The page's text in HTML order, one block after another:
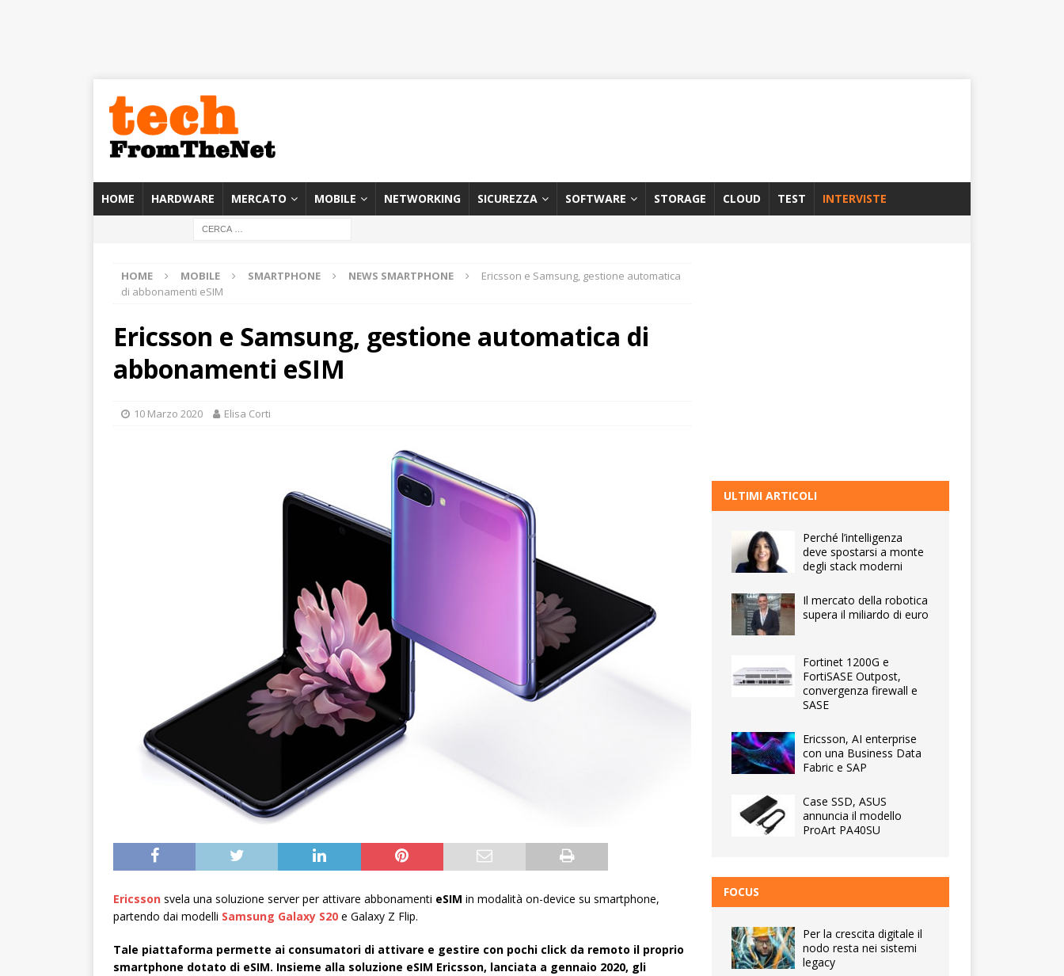
HOME HARDWARE MERCATO MOBILE NETWORKING SICUREZZA SOFTWARE STORAGE CLOUD TEST INTERVISTE
HOME MOBILE SMARTPHONE NEWS SMARTPHONE
Ericsson e Samsung, gestione automatica
di abbonamenti eSIM
Ericsson e Samsung, gestione automatica di
abbonamenti eSIM
10 Marzo 2020 Elisa Corti
Ericsson svela una soluzione server per attivare abbonamenti eSIM in modalità on-device su smartphone,
partendo dai modelli Samsung Galaxy S20 e Galaxy Z Flip.
Tale piattaforma permette ai consumatori di attivare e gestire con pochi click da remoto il proprio
smartphone dotato di eSIM. Insieme alla soluzione eSIM Ericsson, lanciata a gennaio 2020, gli
ULTIMI ARTICOLI
Perché l’intelligenza
deve spostarsi a monte
degli stack moderni
Il mercato della robotica
supera il miliardo di euro
Fortinet 1200G e
FortiSASE Outpost,
convergenza firewall e
SASE
Ericsson, AI enterprise
con una Business Data
Fabric e SAP
Case SSD, ASUS
annuncia il modello
ProArt PA40SU
FOCUS
Per la crescita digitale il
nodo resta nei sistemi
legacy